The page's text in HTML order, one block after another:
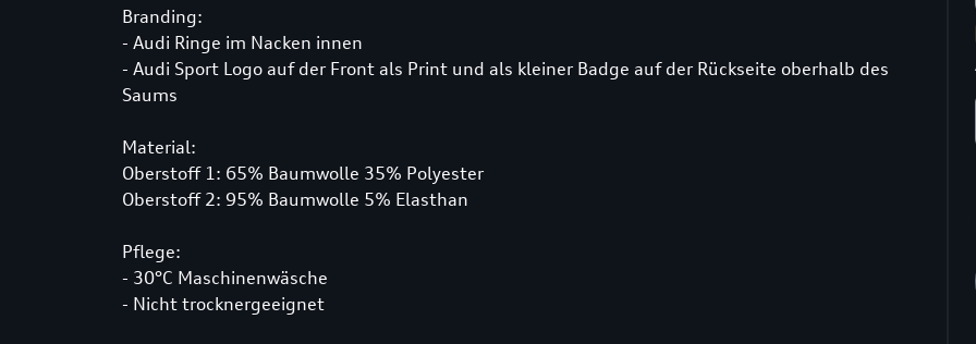
Branding:
- Audi Ringe im Nacken innen
- Audi Sport Logo auf der Front als Print und als kleiner Badge auf der Rückseite oberhalb des
Saums
Material:
Oberstoff 1: 65% Baumwolle 35% Polyester
Oberstoff 2: 95% Baumwolle 5% Elasthan
Pflege:
- 30°C Maschinenwäsche
- Nicht trocknergeeignet